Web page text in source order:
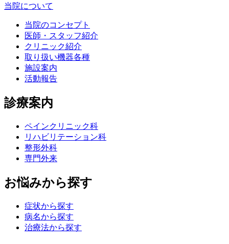
当院について
当院のコンセプト
医師・スタッフ紹介
クリニック紹介
取り扱い機器各種
施設案内
活動報告
診療案内
ペインクリニック科
リハビリテーション科
整形外科
専門外来
お悩みから探す
症状から探す
病名から探す
治療法から探す